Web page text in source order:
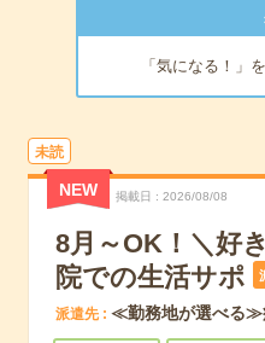
「気になる！」
未読
NEW 掲載日 2026/08/08
8月～OK！＼好
院での生活サポ
派遣先 ≪勤務地が選べる≫